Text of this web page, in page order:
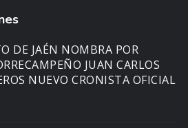
DE JAÉN NOMBRA POR
JUAN CARLOS
NUEVO CRONISTA OFICIAL